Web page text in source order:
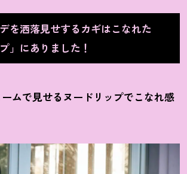
を洒落見せするカギはこなれた
」にありました ！
ムで見せるヌードリップでこなれ感